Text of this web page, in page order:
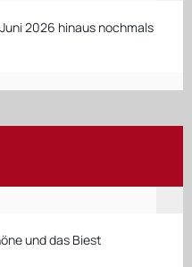
2026 hinaus nochmals
und das Biest